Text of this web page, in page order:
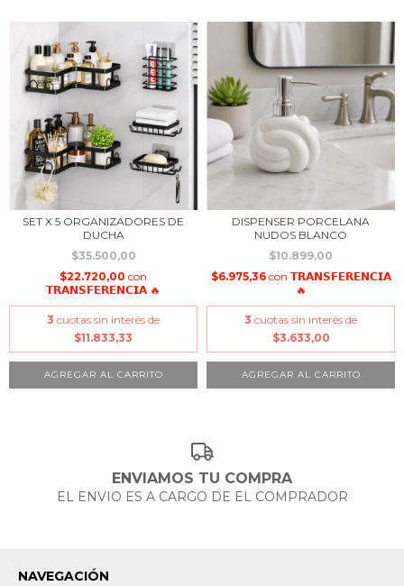
SET X 5 ORGANIZADORES DE
DUCHA
$35.500,00
$22.720,00 con
𝗧𝗥𝗔𝗡𝗦𝗙𝗘𝗥𝗘𝗡𝗖𝗜𝗔 🔥
3 cuotas sin interés de
$11.833,33
DISPENSER PORCELANA
NUDOS BLANCO
$10.899,00
$6.975,36 con 𝗧𝗥𝗔𝗡𝗦𝗙𝗘𝗥𝗘𝗡𝗖𝗜𝗔
🔥
3 cuotas sin interés de
$3.633,00
ENVIAMOS TU COMPRA
EL ENVIO ES A CARGO DE EL COMPRADOR
NAVEGACIÓN